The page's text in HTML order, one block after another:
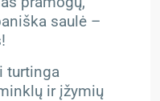
saulė –
turtinga
ir įžymių